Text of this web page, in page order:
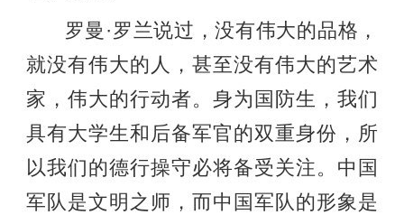
罗曼·罗兰说过，没有伟大的品格，
就没有伟大的人，甚至没有伟大的艺术
家，伟大的行动者。身为国防生，我们
具有大学生和后备军官的双重身份，所
以我们的德行操守必将备受关注。中国
军队是文明之师，而中国军队的形象是